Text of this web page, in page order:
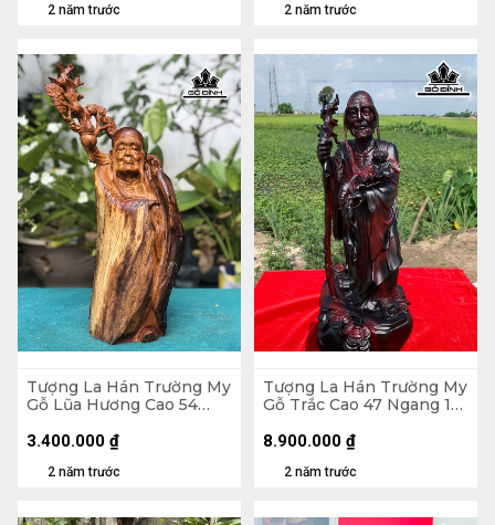
2 năm trước 2 năm trước
Tượng La Hán Trường My
Gỗ Lũa Hương Cao 54
2 năm trước
3.400.000 ₫
Tượng La Hán Trường My
Gỗ Trắc Cao 47 Ngang 18
2 năm trước
8.900.000 ₫